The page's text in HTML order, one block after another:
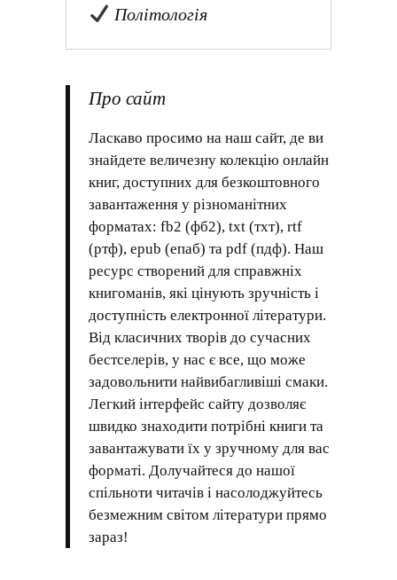
Політологія
Про сайт
Ласкаво просимо на наш сайт, де ви
знайдете величезну колекцію онлайн
книг, доступних для безкоштовного
завантаження у різноманітних
форматах: fb2 (фб2), txt (тхт), rtf
(ртф), epub (епаб) та pdf (пдф). Наш
ресурс створений для справжніх
книгоманів, які цінують зручність і
доступність електронної літератури.
Від класичних творів до сучасних
бестселерів, у нас є все, що може
задовольнити найвибагливіші смаки.
Легкий інтерфейс сайту дозволяє
швидко знаходити потрібні книги та
завантажувати їх у зручному для вас
форматі. Долучайтеся до нашої
спільноти читачів і насолоджуйтесь
безмежним світом літератури прямо
зараз!